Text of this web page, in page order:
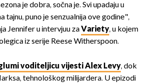
je dobra, sočna je. Svi upadaju u
tajnu, puno je senzualnija ove godine",
Jennifer u intervjuu zaVariety, u kojem
iz serije Reese Witherspoon.
voditeljicu vijesti Alex Levy, dok
tehnološkog milijardera. U epizodi